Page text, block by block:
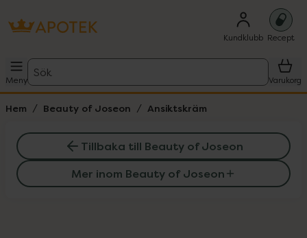
Kundklubb Recept
Meny
Sök
Varukorg
Hem Beauty of Joseon Ansiktskräm
Tillbaka till Beauty of Joseon
Mer inom Beauty of Joseon